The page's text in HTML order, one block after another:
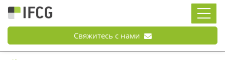
Свяжитесь с нами